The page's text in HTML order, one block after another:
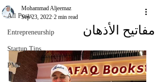
All Posts
Entrepreneurship
Startup Tips
PMP
مفاتيح الأذهان
Mohammad Aljeemaz
Sep 23, 2022 2 min read